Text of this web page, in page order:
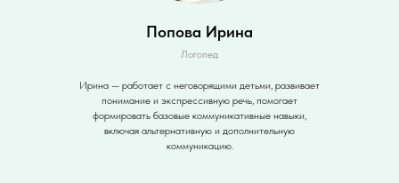
Попова Ирина
Логопед
Ирина — работает с неговорящими детьми, развивает
понимание и экспрессивную речь, помогает
формировать базовые коммуникативные навыки,
включая альтернативную и дополнительную
коммуникацию.